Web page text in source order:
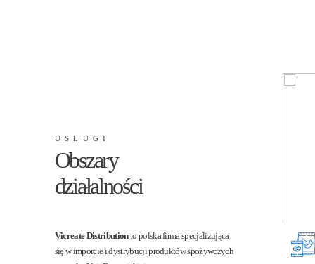
USŁUGI
Obszary
działalności
Vicreate Distributionto polska firma specjalizująca
się w imporcie i dystrybucji produktów spożywczych